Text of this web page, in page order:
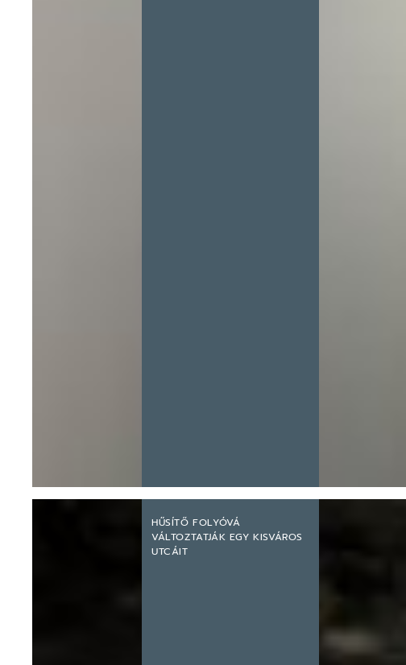
HŰSÍTŐ FOLYÓVÁ
VÁLTOZTATJÁK EGY KISVÁROS
UTCÁIT